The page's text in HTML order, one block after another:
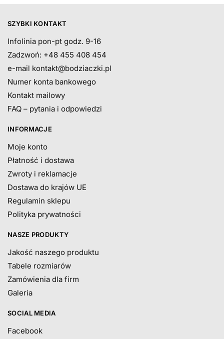
SZYBKI KONTAKT
Infolinia pon-pt godz. 9-16
Zadzwoń: +48 455 408 454
e-mail kontakt@bodziaczki.pl
Numer konta bankowego
Kontakt mailowy
FAQ – pytania i odpowiedzi
INFORMACJE
Moje konto
Płatność i dostawa
Zwroty i reklamacje
Dostawa do krajów UE
Regulamin sklepu
Polityka prywatności
NASZE PRODUKTY
Jakość naszego produktu
Tabele rozmiarów
Zamówienia dla firm
Galeria
SOCIAL MEDIA
Facebook